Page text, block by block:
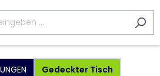
Gedeckter Tisch